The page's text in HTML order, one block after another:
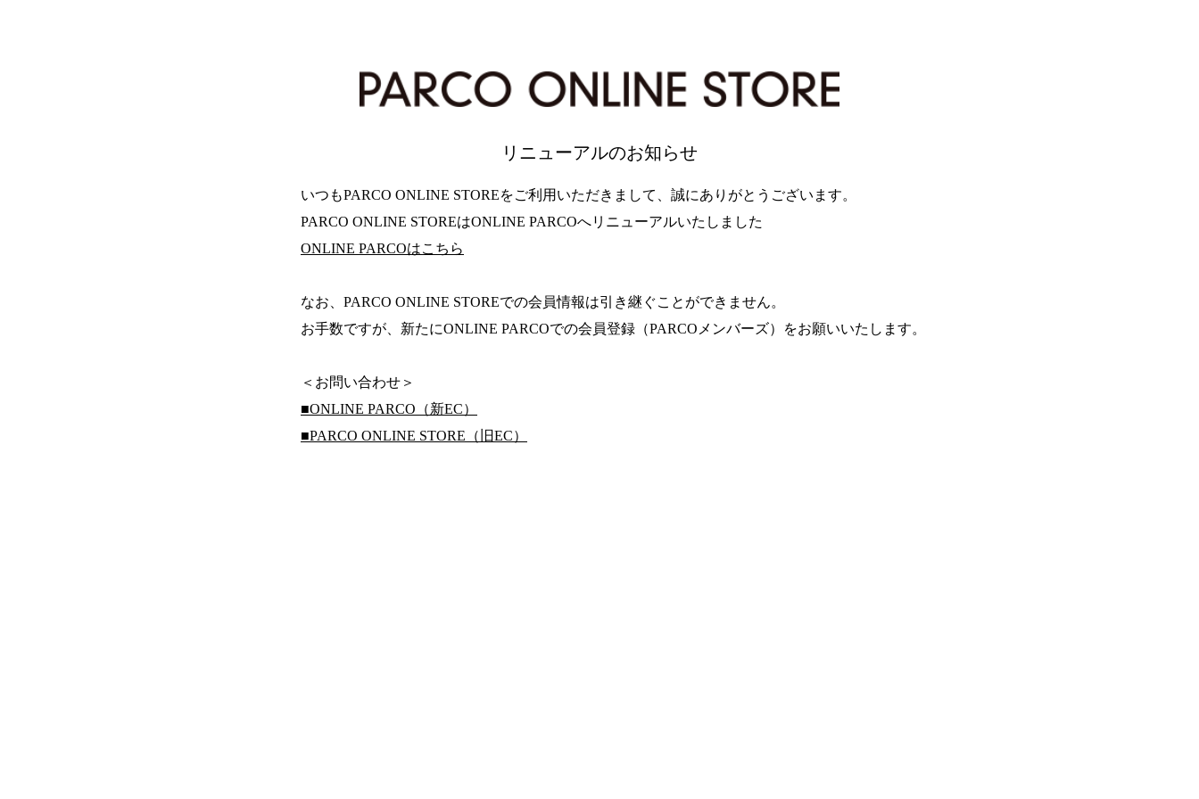
リニューアルのお知らせ
いつもPARCO ONLINE STOREをご利用いただきまして、誠にありがとうございます。
PARCO ONLINE STOREはONLINE PARCOへリニューアルいたしました
ONLINE PARCOはこちら
なお、PARCO ONLINE STOREでの会員情報は引き継ぐことができません。
お手数ですが、新たにONLINE PARCOでの会員登録（PARCOメンバーズ）をお願いいたします。
＜お問い合わせ＞
■ONLINE PARCO（新EC）
■PARCO ONLINE STORE（旧EC）